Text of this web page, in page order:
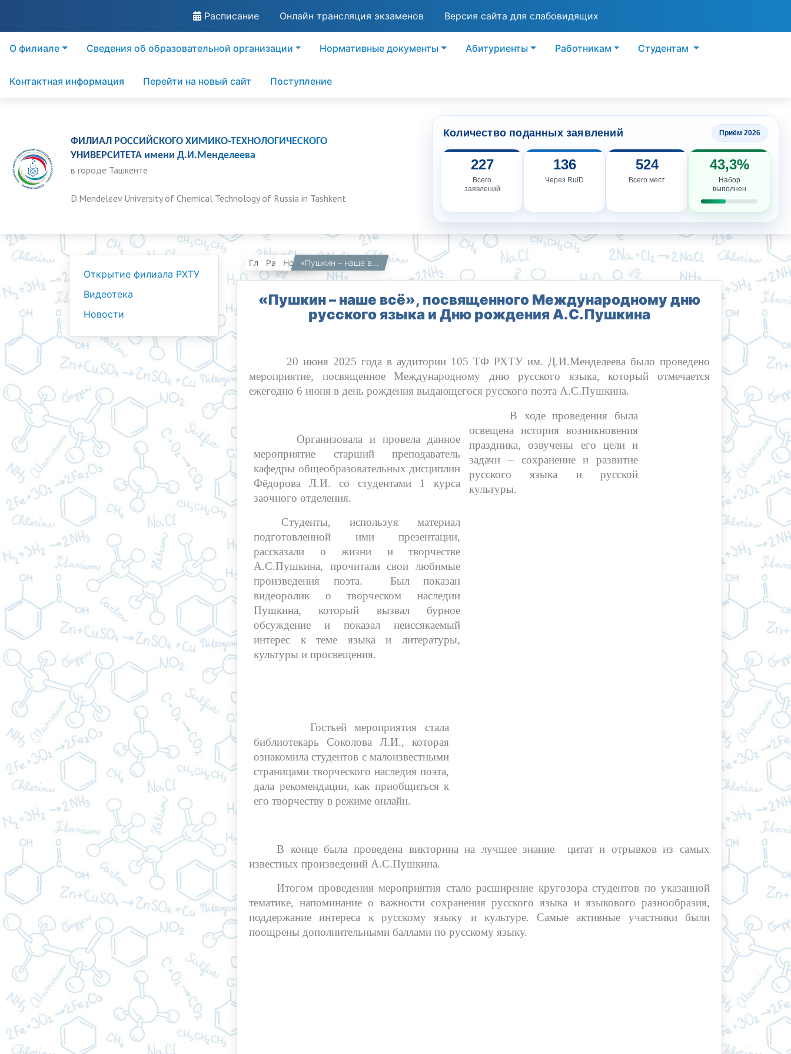
Расписание Онлайн трансляция экзаменов Версия сайта для слабовидящих
О филиале Сведения об образовательной организации Нормативные документы Абитуриенты Работникам Студентам
Контактная информация Перейти на новый сайт Поступление
ФИЛИАЛ РОССИЙСКОГО ХИМИКО-ТЕХНОЛОГИЧЕСКОГО
УНИВЕРСИТЕТА имени Д.И.Менделеева
в городе Ташкенте
D.Mendeleev University of Chemical Technology of Russia in Tashkent
Количество поданных заявлений Приём 2026
227
Всего
заявлений
136
Через RuID
524
Всего мест
43,3%
Набор
выполнен
Открытие филиала РХТУ
Видеотека
Новости
Главная Работникам Новости «Пушкин – наше всё», посвященного Международному дню русского языка и Дню рождения А.С.Пушкина
«Пушкин – наше всё», посвященного Международному дню
русского языка и Дню рождения А.С.Пушкина
20 июня 2025 года в аудитории 105 ТФ РХТУ им. Д.И.Менделеева было проведено
мероприятие, посвященное Международному дню русского языка, который отмечается
ежегодно 6 июня в день рождения выдающегося русского поэта А.С.Пушкина.
Организовала и провела данное
мероприятие старший преподаватель
кафедры общеобразовательных дисциплин
Фёдорова Л.И. со студентами 1 курса
заочного отделения.
Студенты, используя материал
подготовленной ими презентации,
рассказали о жизни и творчестве
А.С.Пушкина, прочитали свои любимые
произведения поэта. Был показан
видеоролик о творческом наследии
Пушкина, который вызвал бурное
обсуждение и показал неиссякаемый
интерес к теме языка и литературы,
культуры и просвещения.
В ходе проведения была
освещена история возникновения
праздника, озвучены его цели и
задачи – сохранение и развитие
русского языка и русской
культуры.
Гостьей мероприятия стала
библиотекарь Соколова Л.И., которая
ознакомила студентов с малоизвестными
страницами творческого наследия поэта,
дала рекомендации, как приобщиться к
его творчеству в режиме онлайн.
В конце была проведена викторина на лучшее знание цитат и отрывков из самых
известных произведений А.С.Пушкина.
Итогом проведения мероприятия стало расширение кругозора студентов по указанной
тематике, напоминание о важности сохранения русского языка и языкового разнообразия,
поддержание интереса к русскому языку и культуре. Самые активные участники были
поощрены дополнительными баллами по русскому языку.